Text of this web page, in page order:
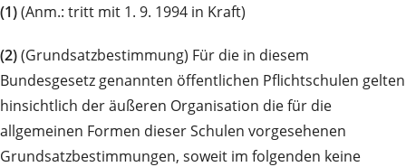
(1)(Anm.: tritt mit 1. 9. 1994 in Kraft)
(2)(Grundsatzbestimmung) Für die in diesem
Bundesgesetz genannten öffentlichen Pflichtschulen gelten
hinsichtlich der äußeren Organisation die für die
allgemeinen Formen dieser Schulen vorgesehenen
Grundsatzbestimmungen, soweit im folgenden keine